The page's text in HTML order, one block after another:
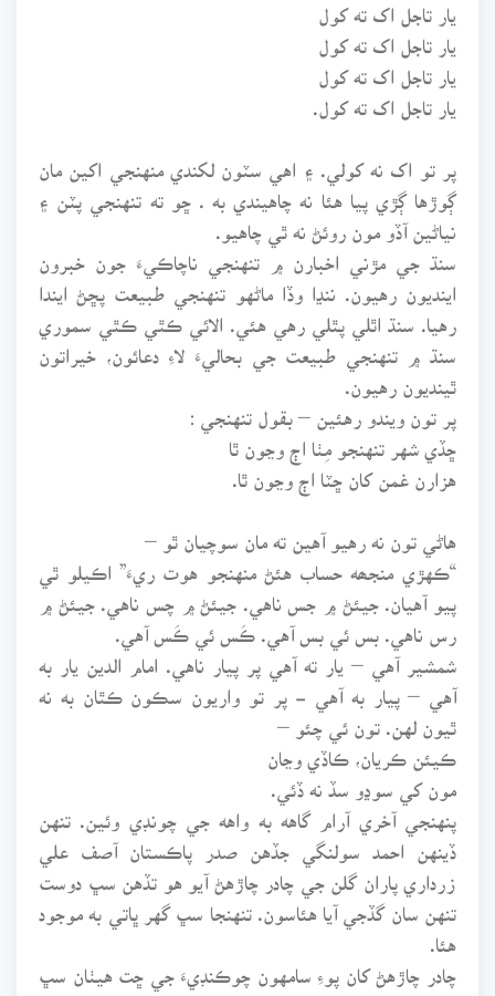
يار تاجل اک ته کول
يار تاجل اک ته کول
يار تاجل اک ته کول
يار تاجل اک ته کول.
پر تو اک نه کولي. ۽ اهي سٽون لکندي منهنجي اکين مان
ڳوڙها ڳڙي پيا هئا نه چاهيندي به . ڇو ته تنهنجي پٽن ۽
نياڻين آڏو مون روئڻ نه ٿي چاهيو.
سنڌ جي مڙني اخبارن ۾ تنهنجي ناچاڪيءَ جون خبرون
اينديون رهيون. ننڍا وڏا ماڻهو تنهنجي طبيعت پڇڻ ايندا
رهيا. سنڌ اٿلي پٿلي رهي هئي. الائي ڪٿي ڪٿي سموري
سنڌ ۾ تنهنجي طبيعت جي بحاليءَ لاءِ دعائون، خيراتون
ٿينديون رهيون.
پر تون ويندو رهئين – بقول تنهنجي :
ڇڏي شهر تنهنجو مِٺا اڄ وڃون ٿا
هزارن غمن کان ڇٽا اڄ وڃون ٿا.
هاڻي تون نه رهيو آهين ته مان سوچيان ٿو –
“ڪهڙي منجھه حساب هئڻ منهنجو هوت ريءَ” اڪيلو ٿي
پيو آهيان. جيئڻ ۾ جس ناهي. جيئڻ ۾ چس ناهي. جيئڻ ۾
رس ناهي. بس ئي بس آهي. ڪَس ئي ڪَس آهي.
شمشير آهي – يار ته آهي پر پيار ناهي. امام الدين يار به
آهي – پيار به آهي - پر تو واريون سڪون ڪٿان به نه
ٿيون لهن. تون ئي چئو –
ڪيئن ڪريان، ڪاڏي وڃان
مون کي سوڍو سڏ نه ڏئي.
پنهنجي آخري آرام گاهه به واهه جي چونڊي وئين. تنهن
ڏينهن احمد سولنگي جڏهن صدر پاڪستان آصف علي
زرداري پاران گلن جي چادر چاڙهڻ آيو هو تڏهن سڀ دوست
تنهن سان گڏجي آيا هئاسون. تنهنجا سڀ گهر ڀاتي به موجود
هئا.
چادر چاڙهڻ کان پوءِ سامهون چوڪنڊيءَ جي ڇت هيٺان سڀ